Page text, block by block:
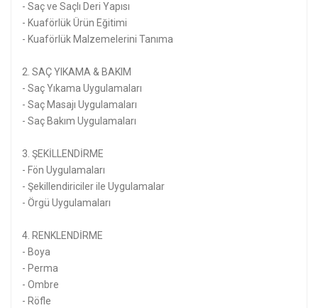
- Saç ve Saçlı Deri Yapısı
- Kuaförlük Ürün Eğitimi
- Kuaförlük Malzemelerini Tanıma
2. SAÇ YIKAMA & BAKIM
- Saç Yıkama Uygulamaları
- Saç Masajı Uygulamaları
- Saç Bakım Uygulamaları
3. ŞEKİLLENDİRME
- Fön Uygulamaları
- Şekillendiriciler ile Uygulamalar
- Örgü Uygulamaları
4. RENKLENDİRME
- Boya
- Perma
- Ombre
- Röfle